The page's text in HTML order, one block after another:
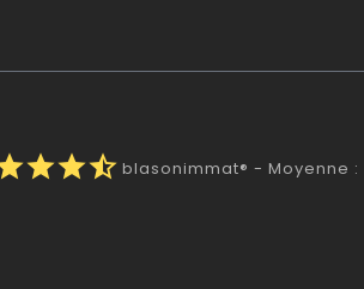
starstarstar_half blasonimmat® - Moyenne :